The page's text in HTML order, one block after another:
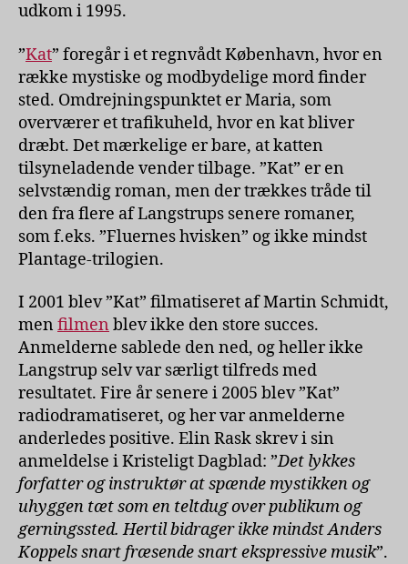
udkom i 1995.
”Kat” foregår i et regnvådt København, hvor en
række mystiske og modbydelige mord finder
sted. Omdrejningspunktet er Maria, som
overværer et trafikuheld, hvor en kat bliver
dræbt. Det mærkelige er bare, at katten
tilsyneladende vender tilbage. ”Kat” er en
selvstændig roman, men der trækkes tråde til
den fra flere af Langstrups senere romaner,
som f.eks. ”Fluernes hvisken” og ikke mindst
Plantage-trilogien.
I 2001 blev ”Kat” filmatiseret af Martin Schmidt,
men filmen blev ikke den store succes.
Anmelderne sablede den ned, og heller ikke
Langstrup selv var særligt tilfreds med
resultatet. Fire år senere i 2005 blev ”Kat”
radiodramatiseret, og her var anmelderne
anderledes positive. Elin Rask skrev i sin
anmeldelse i Kristeligt Dagblad: ”Det lykkes
forfatter og instruktør at spænde mystikken og
uhyggen tæt som en teltdug over publikum og
gerningssted. Hertil bidrager ikke mindst Anders
Koppels snart fræsende snart ekspressive musik”.